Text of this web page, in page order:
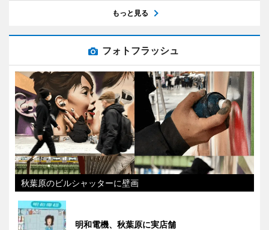
もっと見る
フォトフラッシュ
秋葉原のビルシャッターに壁画
明和電機、秋葉原に実店舗